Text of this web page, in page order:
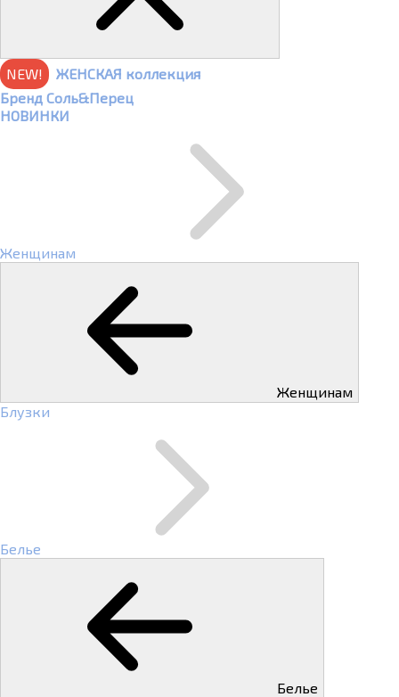
NEW!
ЖЕНСКАЯ коллекция
Бренд Соль&Перец
НОВИНКИ
Женщинам
Женщинам
Блузки
Белье
Белье